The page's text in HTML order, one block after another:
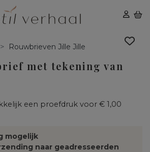
Rouwbrieven Jille Jille
met tekening van
een proefdruk voor € 1,00
mogelijk
naar geadresseerden